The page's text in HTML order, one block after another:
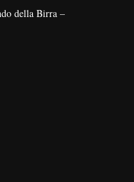
della Birra –